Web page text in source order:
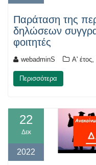
Παράταση της
δηλώσεων
φοιτητές
webadminS Α' έτος,
Περισσότερα
22
Δεκ
2022